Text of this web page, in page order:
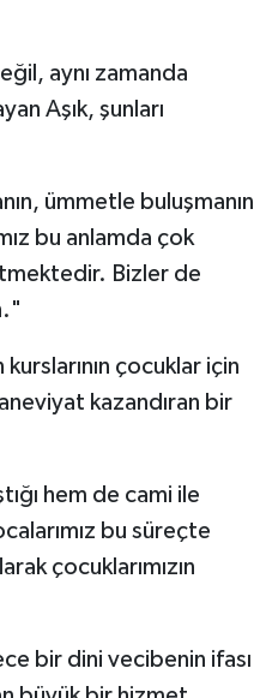
aynı zamanda
Aşık, şunları
ümmetle buluşmanın
bu anlamda çok
Bizler de
çocuklar için
kazandıran bir
hem de cami ile
bu süreçte
çocuklarımızın
bir dini vecibenin ifası